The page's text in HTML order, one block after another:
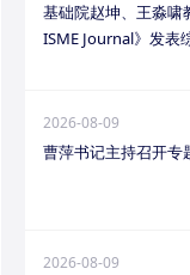
基础院赵坤、王淼啸
ISME Journal》发表
2026-08-09
曹萍书记主持召开专
2026-08-09